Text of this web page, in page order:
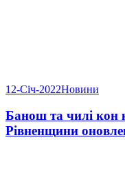
12-Січ-2022Новини
Банош та чилі кон
Рівненщини